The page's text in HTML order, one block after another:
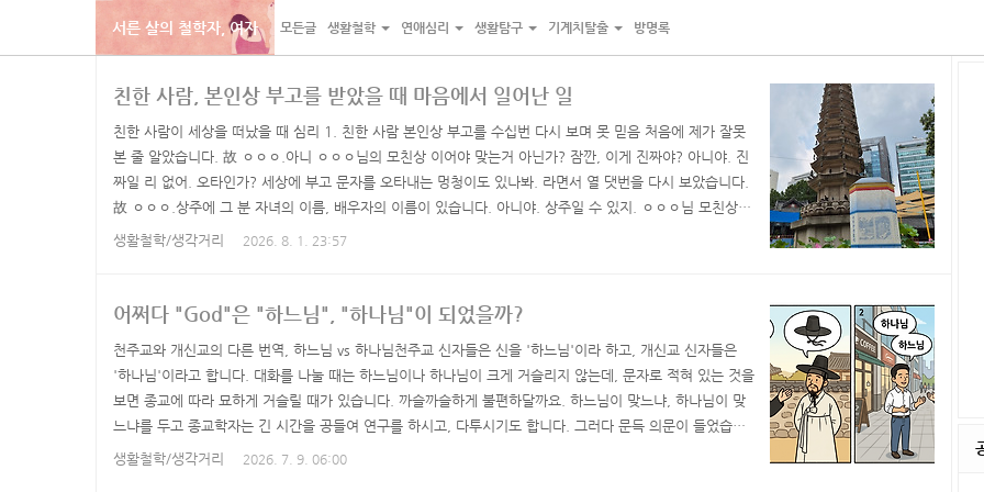
서른 살의 철학자, 여자 모든글 생활철학 연애심리 생활탐구 기계치탈출 방명록
친한 사람, 본인상 부고를 받았을 때 마음에서 일어난 일
친한 사람이 세상을 떠났을 때 심리 1. 친한 사람 본인상 부고를 수십번 다시 보며 못 믿음 처음에 제가 잘못
본 줄 알았습니다. 故 ㅇㅇㅇ.아니 ㅇㅇㅇ님의 모친상 이어야 맞는거 아닌가? 잠깐, 이게 진짜야? 아니야. 진
짜일 리 없어. 오타인가? 세상에 부고 문자를 오타내는 멍청이도 있나봐. 라면서 열 댓번을 다시 보았습니다.
故 ㅇㅇㅇ.상주에 그 분 자녀의 이름, 배우자의 이름이 있습니다. 아니야. 상주일 수 있지. ㅇㅇㅇ님 모친상에
도. 故 ㅇㅇㅇ.故 ㅇㅇㅇ.故 ㅇㅇㅇ.故 ㅇㅇㅇ.故 ㅇㅇㅇ. 맞구나. 정말 맞는건가? 아니야. 내가 요즘 잠을 못
생활철학/생각거리 2026. 8. 1. 23:57
어쩌다 "God"은 "하느님", "하나님"이 되었을까?
천주교와 개신교의 다른 번역, 하느님 vs 하나님천주교 신자들은 신을 '하느님'이라 하고, 개신교 신자들은
'하나님'이라고 합니다. 대화를 나눌 때는 하느님이나 하나님이 크게 거슬리지 않는데, 문자로 적혀 있는 것을
보면 종교에 따라 묘하게 거슬릴 때가 있습니다. 까슬까슬하게 불편하달까요. 하느님이 맞느냐, 하나님이 맞
느냐를 두고 종교학자는 긴 시간을 공들여 연구를 하시고, 다투시기도 합니다. 그러다 문득 의문이 들었습니
다. 애초에 기독교(원래는 천주교 + 개신교 등의 성경을 읽는 종교가 기독교인데, 요즘은 개신교 비율이 많은
생활철학/생각거리 2026. 7. 9. 06:00